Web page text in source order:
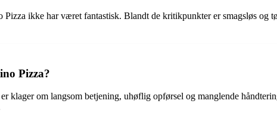
ikke har været fantastisk. Blandt de kritikpunkter er smagsløs og
Pizza?
klager om langsom betjening, uhøflig opførsel og manglende